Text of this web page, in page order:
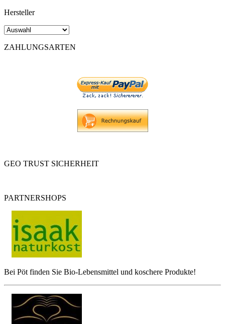
Hersteller
ZAHLUNGSARTEN
GEO TRUST SICHERHEIT
PARTNERSHOPS
Bei Pöt finden Sie Bio-Lebensmittel und koschere Produkte!